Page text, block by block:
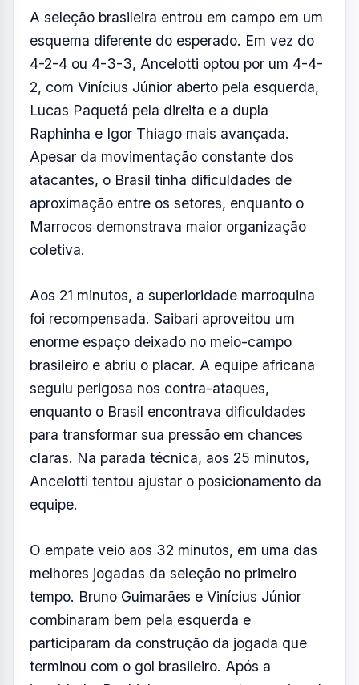
A seleção brasileira entrou em campo em um
esquema diferente do esperado. Em vez do
4-2-4 ou 4-3-3, Ancelotti optou por um 4-4-
2, com Vinícius Júnior aberto pela esquerda,
Lucas Paquetá pela direita e a dupla
Raphinha e Igor Thiago mais avançada.
Apesar da movimentação constante dos
atacantes, o Brasil tinha dificuldades de
aproximação entre os setores, enquanto o
Marrocos demonstrava maior organização
coletiva.
Aos 21 minutos, a superioridade marroquina
foi recompensada. Saibari aproveitou um
enorme espaço deixado no meio-campo
brasileiro e abriu o placar. A equipe africana
seguiu perigosa nos contra-ataques,
enquanto o Brasil encontrava dificuldades
para transformar sua pressão em chances
claras. Na parada técnica, aos 25 minutos,
Ancelotti tentou ajustar o posicionamento da
equipe.
O empate veio aos 32 minutos, em uma das
melhores jogadas da seleção no primeiro
tempo. Bruno Guimarães e Vinícius Júnior
combinaram bem pela esquerda e
participaram da construção da jogada que
terminou com o gol brasileiro. Após a